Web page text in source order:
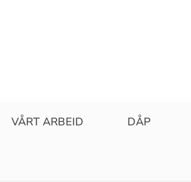
VÅRT ARBEID DÅP